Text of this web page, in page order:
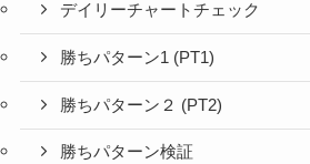
デイリーチャートチェック
勝ちパターン1 (PT1)
勝ちパターン２ (PT2)
勝ちパターン検証